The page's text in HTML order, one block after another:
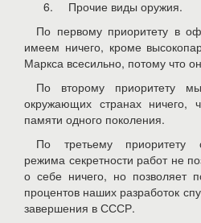
Прочие виды оружия.
По первому приоритету в
имеем ничего, кроме
Маркса всесильно, потому что
По второму приоритету
окружающих странах ничего,
памяти одного поколения.
По третьему приоритету
режима секретности работ не
о себе ничего, но позволяет
процентов наших разработок
завершения в СССР.